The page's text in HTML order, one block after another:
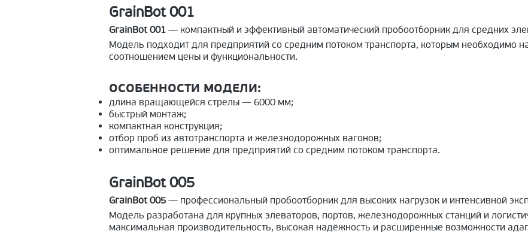
GrainBot 001
GrainBot 001 — компактный и эффективный автоматический пробоотборник для средних
Модель подходит для предприятий со средним потоком транспорта, которым необходимо
соотношением цены и функциональности.
ОСОБЕННОСТИ МОДЕЛИ:
длина вращающейся стрелы — 6000 мм;
быстрый монтаж;
компактная конструкция;
отбор проб из автотранспорта и железнодорожных вагонов;
оптимальное решение для предприятий со средним потоком транспорта.
GrainBot 005
GrainBot 005— профессиональный пробоотборник для высоких нагрузок и интенсивной
Модель разработана для крупных элеваторов, портов, железнодорожных станций и
максимальная производительность, высокая надёжность и расширенные возможности